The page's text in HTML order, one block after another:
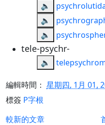
🔈
🔈
🔈
tele-psychr-
🔈
編輯時間： 星期四, 1月 01,
標簽 P字根
較新的文章